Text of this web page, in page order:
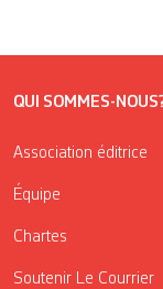
QUI SOMMES-
Association éditrice
Équipe
Chartes
Soutenir Le Courrier